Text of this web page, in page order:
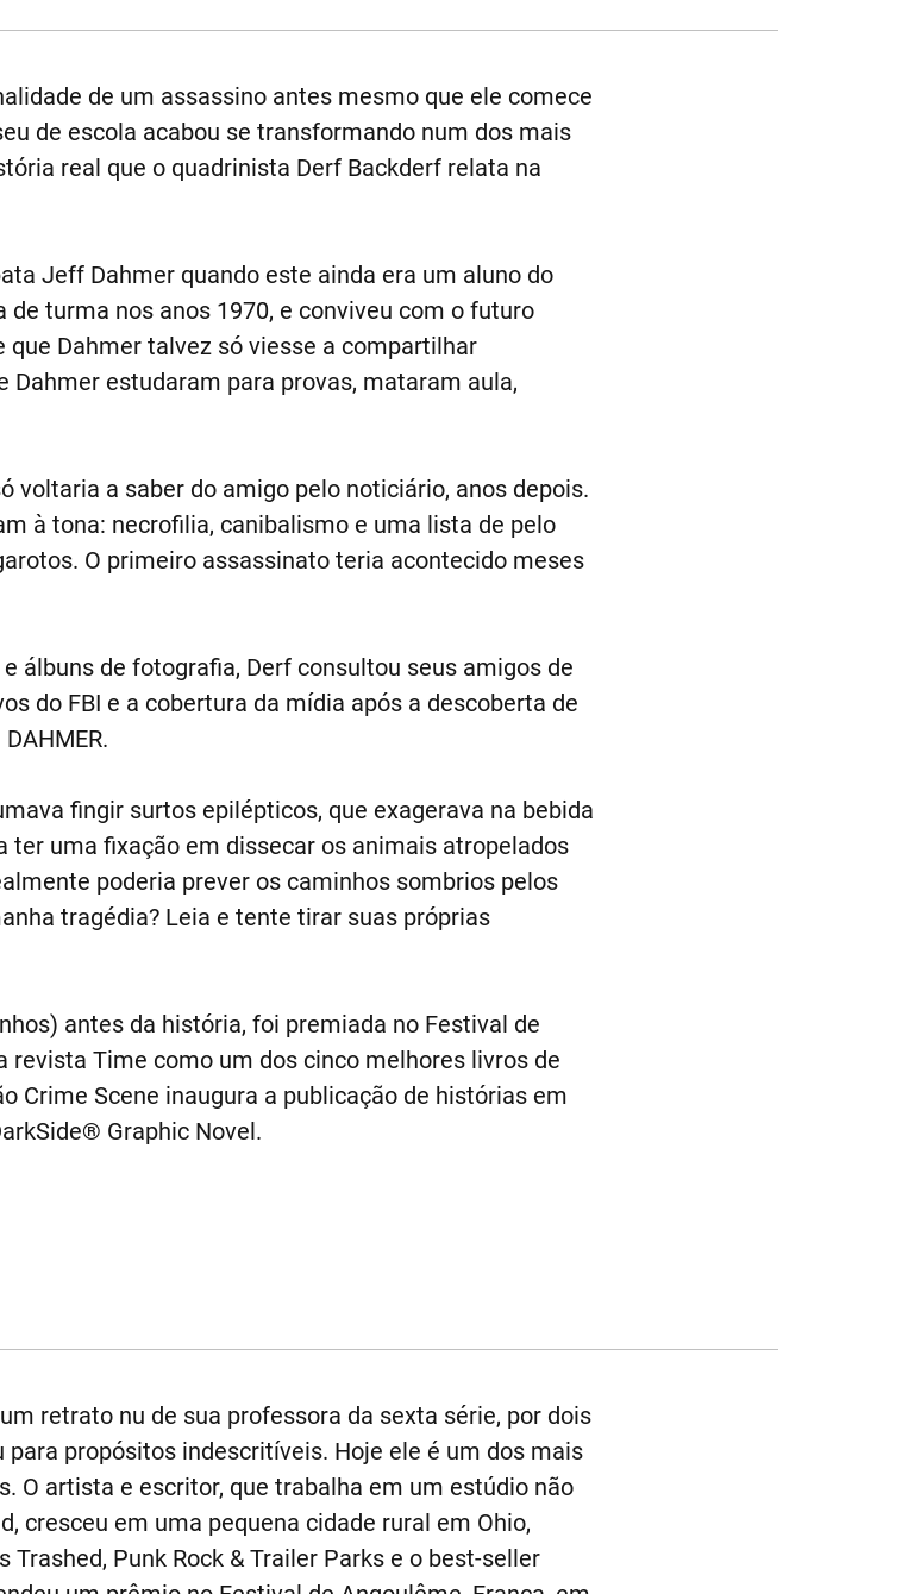
de um assassino antes mesmo que ele comece
de escola acabou se transformando num dos mais
real que o quadrinista Derf Backderf relata na
Jeff Dahmer quando este ainda era um aluno do
turma nos anos 1970, e conviveu com o futuro
Dahmer talvez só viesse a compartilhar
estudaram para provas, mataram aula,
voltaria a saber do amigo pelo noticiário, anos depois.
à tona: necrofilia, canibalismo e uma lista de pelo
O primeiro assassinato teria acontecido meses
álbuns de fotografia, Derf consultou seus amigos de
do FBI e a cobertura da mídia após a descoberta de
fingir surtos epilépticos, que exagerava na bebida
ter uma fixação em dissecar os animais atropelados
poderia prever os caminhos sombrios pelos
tragédia? Leia e tente tirar suas próprias
antes da história, foi premiada no Festival de
revista Time como um dos cinco melhores livros de
Crime Scene inaugura a publicação de histórias em
Graphic Novel.
retrato nu de sua professora da sexta série, por dois
propósitos indescritíveis. Hoje ele é um dos mais
O artista e escritor, que trabalha em um estúdio não
cresceu em uma pequena cidade rural em Ohio,
Punk Rock & Trailer Parks e o best-seller